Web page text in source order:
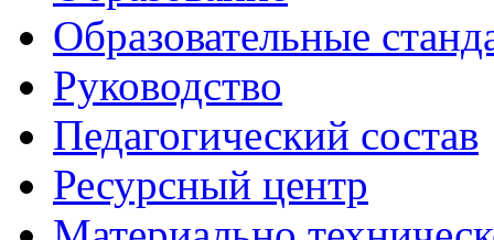
Образовательные
Руководство
Педагогический состав
Ресурсный центр